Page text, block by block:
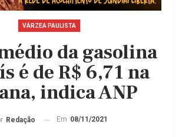
VÁRZEA PAULISTA
da gasolina
é de R$ 6,71 na
indica ANP
Redação Em 08/11/2021